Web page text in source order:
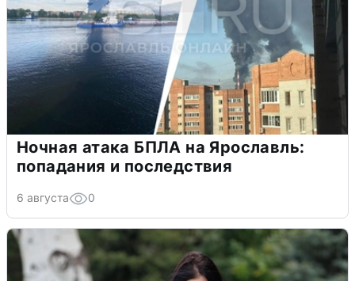
Ночная атака БПЛА на Ярославль:
попадания и последствия
6 августа 0